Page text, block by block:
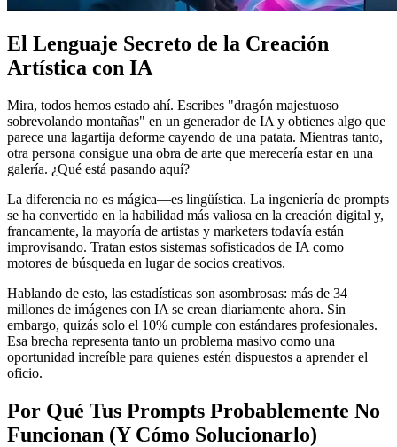
El Lenguaje Secreto de la Creación
Artística con IA
Mira, todos hemos estado ahí. Escribes "dragón majestuoso
sobrevolando montañas" en un generador de IA y obtienes algo que
parece una lagartija deforme cayendo de una patata. Mientras tanto,
otra persona consigue una obra de arte que merecería estar en una
galería. ¿Qué está pasando aquí?
La diferencia no es mágica—es lingüística. La ingeniería de prompts
se ha convertido en la habilidad más valiosa en la creación digital y,
francamente, la mayoría de artistas y marketers todavía están
improvisando. Tratan estos sistemas sofisticados de IA como
motores de búsqueda en lugar de socios creativos.
Hablando de esto, las estadísticas son asombrosas: más de 34
millones de imágenes con IA se crean diariamente ahora. Sin
embargo, quizás solo el 10% cumple con estándares profesionales.
Esa brecha representa tanto un problema masivo como una
oportunidad increíble para quienes estén dispuestos a aprender el
oficio.
Por Qué Tus Prompts Probablemente No
Funcionan (Y Cómo Solucionarlo)